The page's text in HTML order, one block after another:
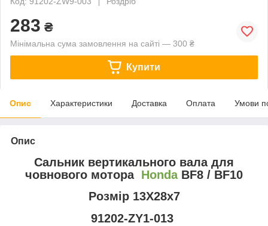
283 ₴
Мінімальна сума замовлення на сайті — 300 ₴
Купити
Опис Характеристики Доставка Оплата Умови
Опис
Сальник вертикального вала для
човнового мотора HondaBF8 / BF10
Розмір 13X28x7
91202-ZY1-013